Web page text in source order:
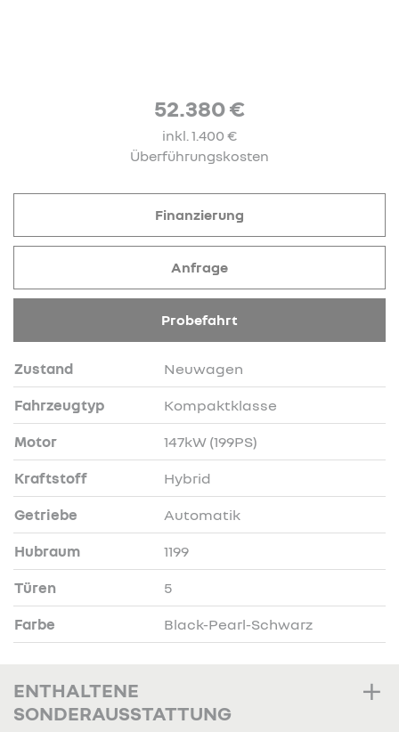
52.380 €
inkl. 1.400 €
Überführungskosten
Zustand Neuwagen
Fahrzeugtyp Kompaktklasse
Motor 147kW (199PS)
Kraftstoff Hybrid
Getriebe Automatik
Hubraum 1199
Türen 5
Farbe Black-Pearl-Schwarz
Finanzierung
Anfrage
Probefahrt
ENTHALTENE
SONDERAUSSTATTUNG